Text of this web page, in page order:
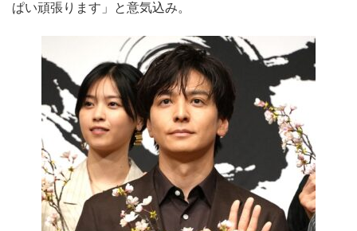
ぱい頑張ります」と意気込み。